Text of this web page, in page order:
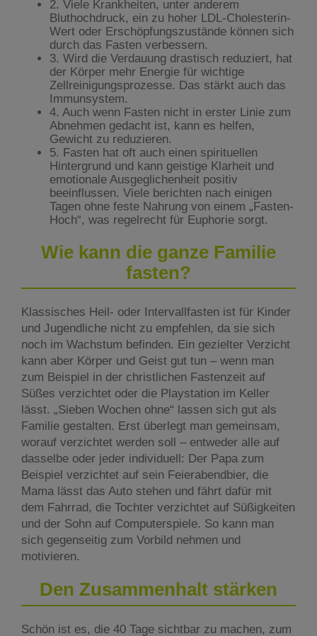
2. Viele Krankheiten, unter anderem
Bluthochdruck, ein zu hoher LDL-Cholesterin-
Wert oder Erschöpfungszustände können sich
durch das Fasten verbessern.
3. Wird die Verdauung drastisch reduziert, hat
der Körper mehr Energie für wichtige
Zellreinigungsprozesse. Das stärkt auch das
Immunsystem.
4. Auch wenn Fasten nicht in erster Linie zum
Abnehmen gedacht ist, kann es helfen,
Gewicht zu reduzieren.
5. Fasten hat oft auch einen spirituellen
Hintergrund und kann geistige Klarheit und
emotionale Ausgeglichenheit positiv
beeinflussen. Viele berichten nach einigen
Tagen ohne feste Nahrung von einem „Fasten-
Hoch“, was regelrecht für Euphorie sorgt.
Wie kann die ganze Familie
fasten?
Klassisches Heil- oder Intervallfasten ist für Kinder
und Jugendliche nicht zu empfehlen, da sie sich
noch im Wachstum befinden. Ein gezielter Verzicht
kann aber Körper und Geist gut tun – wenn man
zum Beispiel in der christlichen Fastenzeit auf
Süßes verzichtet oder die Playstation im Keller
lässt. „Sieben Wochen ohne“ lassen sich gut als
Familie gestalten. Erst überlegt man gemeinsam,
worauf verzichtet werden soll – entweder alle auf
dasselbe oder jeder individuell: Der Papa zum
Beispiel verzichtet auf sein Feierabendbier, die
Mama lässt das Auto stehen und fährt dafür mit
dem Fahrrad, die Tochter verzichtet auf Süßigkeiten
und der Sohn auf Computerspiele. So kann man
sich gegenseitig zum Vorbild nehmen und
motivieren.
Den Zusammenhalt stärken
Schön ist es, die 40 Tage sichtbar zu machen, zum